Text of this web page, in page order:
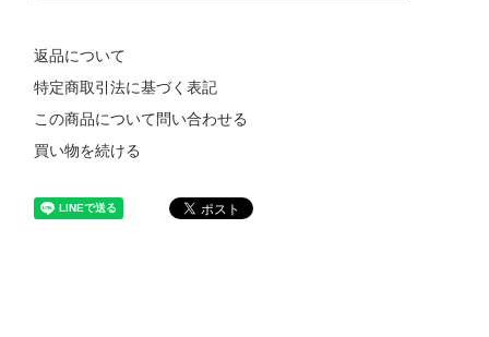
返品について
特定商取引法に基づく表記
この商品について問い合わせる
買い物を続ける